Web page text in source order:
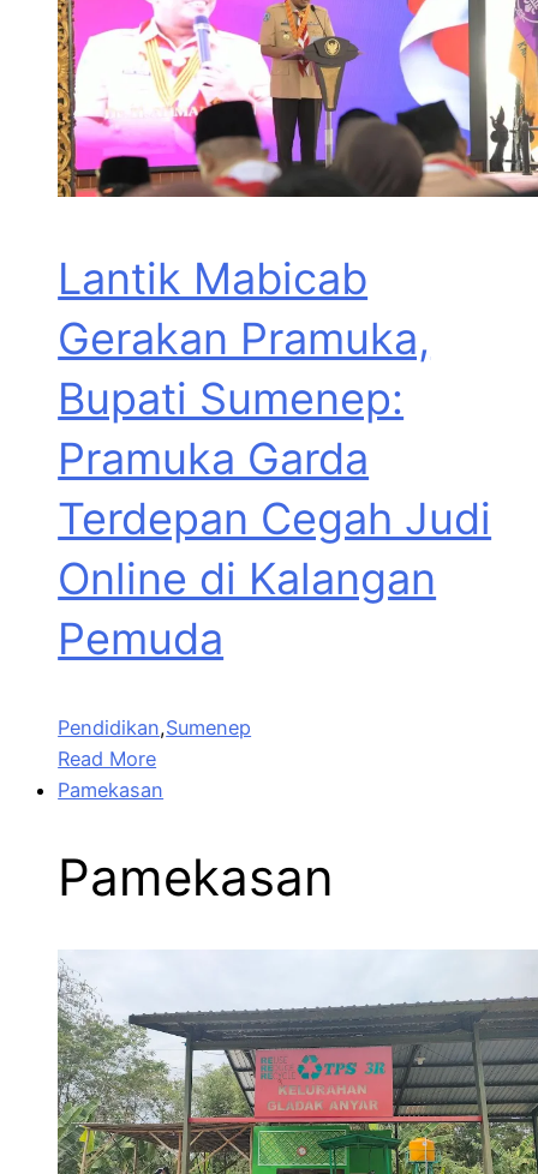
Lantik Mabicab
Gerakan Pramuka,
Bupati Sumenep:
Pramuka Garda
Terdepan Cegah Judi
Online di Kalangan
Pemuda
Pendidikan,Sumenep
Read More
Pamekasan
Pamekasan